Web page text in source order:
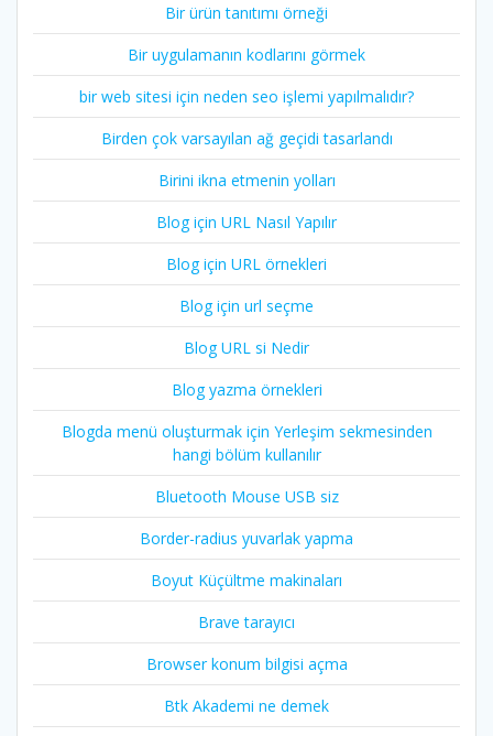
Bir ürün tanıtımı örneği
Bir uygulamanın kodlarını görmek
bir web sitesi için neden seo işlemi yapılmalıdır?
Birden çok varsayılan ağ geçidi tasarlandı
Birini ikna etmenin yolları
Blog için URL Nasıl Yapılır
Blog için URL örnekleri
Blog için url seçme
Blog URL si Nedir
Blog yazma örnekleri
Blogda menü oluşturmak için Yerleşim sekmesinden
hangi bölüm kullanılır
Bluetooth Mouse USB siz
Border-radius yuvarlak yapma
Boyut Küçültme makinaları
Brave tarayıcı
Browser konum bilgisi açma
Btk Akademi ne demek